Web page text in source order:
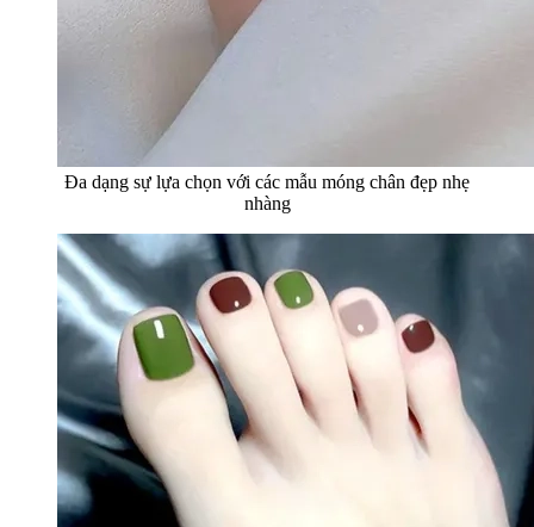
Đa dạng sự lựa chọn với các mẫu móng chân đẹp nhẹ
nhàng